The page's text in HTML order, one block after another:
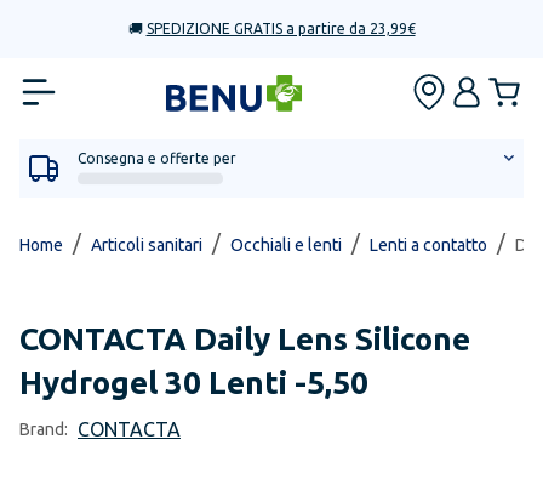
🚚 SPEDIZIONE GRATIS a partire da 23,99€
Consegna e offerte per
Home / Articoli sanitari / Occhiali e lenti / Lenti a contatto /
CONTACTA Daily Lens Silicone
Hydrogel 30 Lenti -5,50
Brand: CONTACTA